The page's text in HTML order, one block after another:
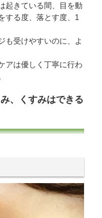
起きている間、目を動
する度、落とす度、1
も受けやすいのに、よ
アは優しく丁寧に行わ
、くすみはできる